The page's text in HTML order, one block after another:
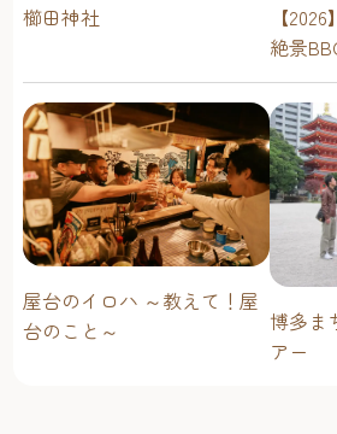
櫛田神社
【
絶景
ンプ場
に楽しむ
屋台のイロハ ～教えて！屋
台のこと～
博多ま
アー